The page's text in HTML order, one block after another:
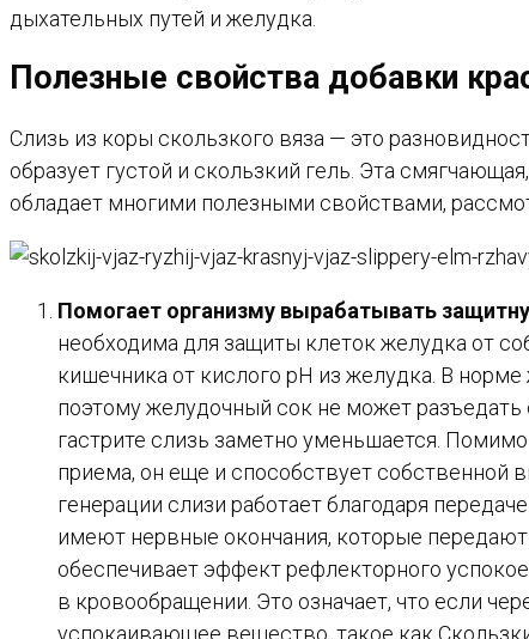
дыхательных путей и желудка.
Полезные свойства добавки
Слизь из коры скользкого вяза — это
образует густой и скользкий гель. Эта
обладает многими полезными свойствами,
Помогает организму вырабатывать
необходима для защиты клеток желудка от
кишечника от кислого pH из желудка. В
поэтому желудочный сок не может разъедать
гастрите слизь заметно уменьшается.
приема, он еще и способствует собственной
генерации слизи работает благодаря
имеют нервные окончания, которые
обеспечивает эффект рефлекторного
в кровообращении. Это означает, что если